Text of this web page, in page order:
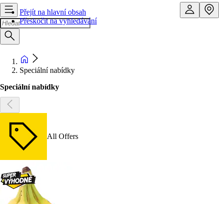
Přejít na hlavní obsah
Přeskočit na vyhledávání
Speciální nabídky
Speciální nabídky
All Offers